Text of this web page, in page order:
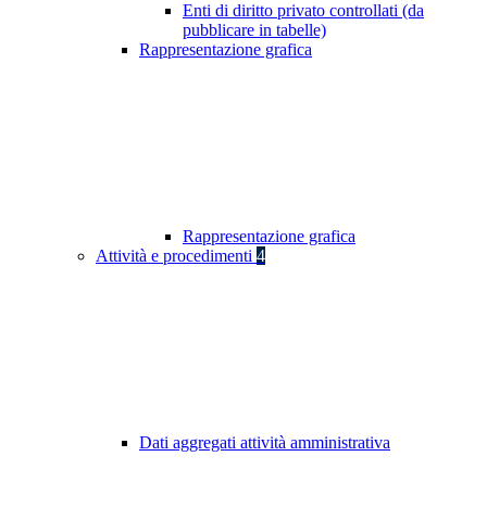
Enti di diritto privato controllati (da
pubblicare in tabelle)
Rappresentazione grafica
Rappresentazione grafica
Attività e procedimenti 4
Dati aggregati attività amministrativa